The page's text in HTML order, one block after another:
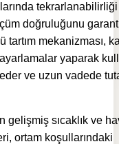
doğruluğunu
tartım mekanizması,
yaparak
ve uzun vadede
gelişmiş sıcaklık ve
ortam koşullarındaki